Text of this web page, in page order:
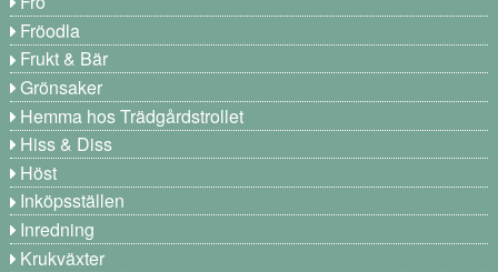
Fröodla
Frukt & Bär
Grönsaker
Hemma hos Trädgårdstrollet
Hiss & Diss
Höst
Inköpsställen
Inredning
Krukväxter